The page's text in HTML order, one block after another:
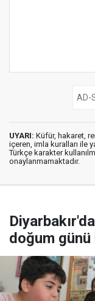
UYARI: Küfür, hakaret,
içeren, imla kuralları ile
Türkçe karakter
onaylanmamaktadır.
doğum günü